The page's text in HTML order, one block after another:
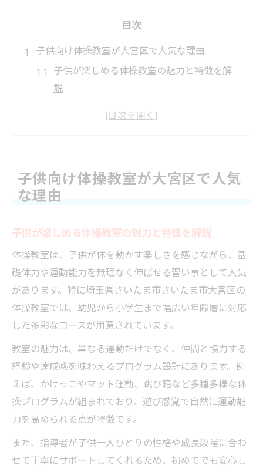
目次
子供向け体操教室が大宮区で人気な理由
子供が楽しめる体操教室の魅力と特徴を解
説
大宮区で体操教室が選ばれる安心の理由と
体操教室選びで失敗しないためのポイント
自分に合う体操教室選び方解説
子供の個性に合う体操教室の選び方を紹介
体験レッスンでチェックすべき点とは
アクセスやスケジュール重視の選び方
口コミや評判も参考に体操教室を選ぶ方法
幼児でも安心の体操教室体験ポイント
幼児が安心して通える体操教室の特徴とは
体操教室の安全対策とサポート体制を解説
体操教室で幼児が伸びる体験の流れを知ろ
う
親子で参加しやすい体操教室の雰囲気とは
初めての幼児におすすめ体操教室体験の工
夫
子供向け体操教室が大宮区で人気
な理由
子供が楽しめる体操教室の魅力と特徴を解説
体操教室は、子供が体を動かす楽しさを感じながら、基
礎体力や運動能力を無理なく伸ばせる習い事として人気
があります。特に埼玉県さいたま市さいたま市大宮区の
体操教室では、幼児から小学生まで幅広い年齢層に対応
した多彩なコースが用意されています。
教室の魅力は、単なる運動だけでなく、仲間と協力する
経験や達成感を味わえるプログラム設計にあります。例
えば、かけっこやマット運動、跳び箱など多種多様な体
操プログラムが組まれており、遊び感覚で自然に運動能
力を高められる点が特徴です。
また、指導者が子供一人ひとりの性格や成長段階に合わ
せて丁寧にサポートしてくれるため、初めてでも安心し